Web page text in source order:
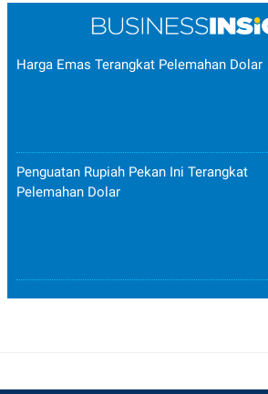
Harga Emas Terangkat Pelemahan Dolar
Penguatan Rupiah Pekan Ini Terangkat
Pelemahan Dolar